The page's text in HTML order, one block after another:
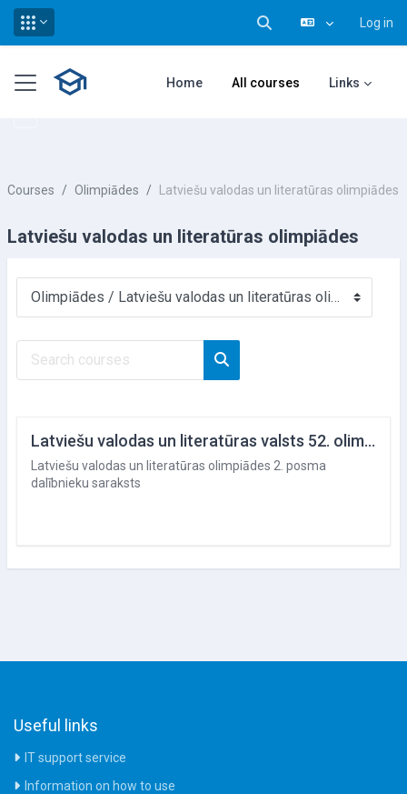
Toggle search input
Log in
Side panel Home All courses Links
Courses Olimpiādes Latviešu valodas un literatūras olimpiādes
Latviešu valodas un literatūras olimpiādes
Course categories
Search courses
Latviešu valodas un literatūras valsts 52. olimpiāde
Latviešu valodas un literatūras olimpiādes 2. posma
dalībnieku saraksts
Useful links
IT support service
Information on how to use